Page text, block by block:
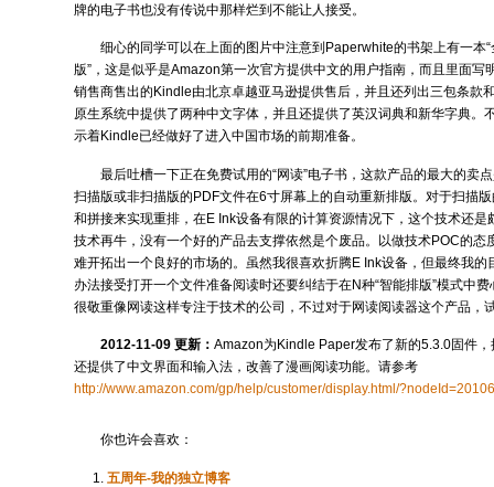
牌的电子书也没有传说中那样烂到不能让人接受。
细心的同学可以在上面的图片中注意到Paperwhite的书架上有一本
版”，这是似乎是Amazon第一次官方提供中文的用户指南，而且里面写
销售商售出的Kindle由北京卓越亚马逊提供售后，并且还列出三包条款
原生系统中提供了两种中文字体，并且还提供了英汉词典和新华字典。
示着Kindle已经做好了进入中国市场的前期准备。
最后吐槽一下正在免费试用的“网读”电子书，这款产品的最大的卖
扫描版或非扫描版的PDF文件在6寸屏幕上的自动重新排版。对于扫描
和拼接来实现重排，在E Ink设备有限的计算资源情况下，这个技术还是
技术再牛，没有一个好的产品去支撑依然是个废品。以做技术POC的态
难开拓出一个良好的市场的。虽然我很喜欢折腾E Ink设备，但最终我的
办法接受打开一个文件准备阅读时还要纠结于在N种“智能排版”模式中
很敬重像网读这样专注于技术的公司，不过对于网读阅读器这个产品，
2012-11-09 更新：Amazon为Kindle Paper发布了新的5.3.0固件
还提供了中文界面和输入法，改善了漫画阅读功能。请参考
http://www.amazon.com/gp/help/customer/display.html/
你也许会喜欢：
五周年-我的独立博客